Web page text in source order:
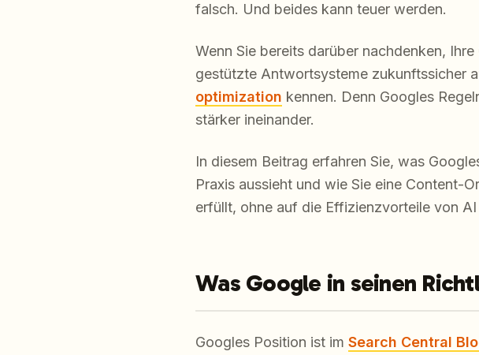
falsch. Und beides kann teuer werden.
Wenn Sie bereits darüber nachdenken,
gestützte Antwortsysteme zukunftssicher
optimization kennen. Denn Googles
stärker ineinander.
In diesem Beitrag erfahren Sie, was
Praxis aussieht und wie Sie eine Content-
erfüllt, ohne auf die Effizienzvorteile von
Was Google in seinen
Googles Position ist im Search Central